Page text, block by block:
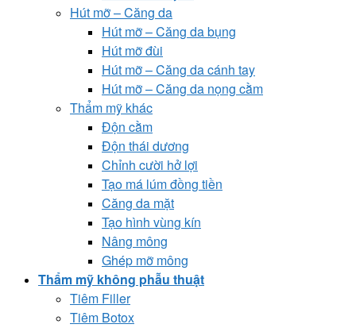
Hút mỡ – Căng da
Hút mỡ – Căng da bụng
Hút mỡ đùi
Hút mỡ – Căng da cánh tay
Hút mỡ – Căng da nọng cằm
Thẩm mỹ khác
Độn cằm
Độn thái dương
Chỉnh cười hở lợi
Tạo má lúm đồng tiền
Căng da mặt
Tạo hình vùng kín
Nâng mông
Ghép mỡ mông
Thẩm mỹ không phẫu thuật
Tiêm Filler
Tiêm Botox